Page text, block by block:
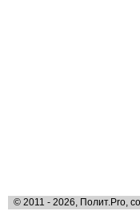
© 2011 - 2026, Полит.Pro,